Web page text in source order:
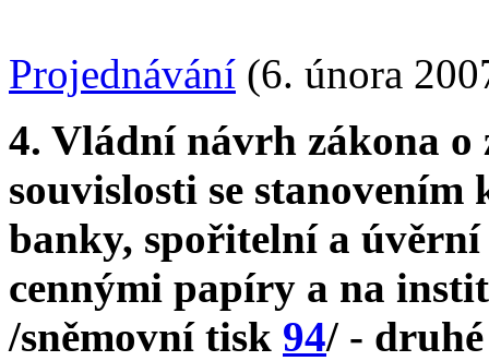
Projednávání (6. února
4. Vládní návrh zákona o
souvislosti se
banky, spořitelní a
cennými papíry a na
/sněmovní tisk 94/ -